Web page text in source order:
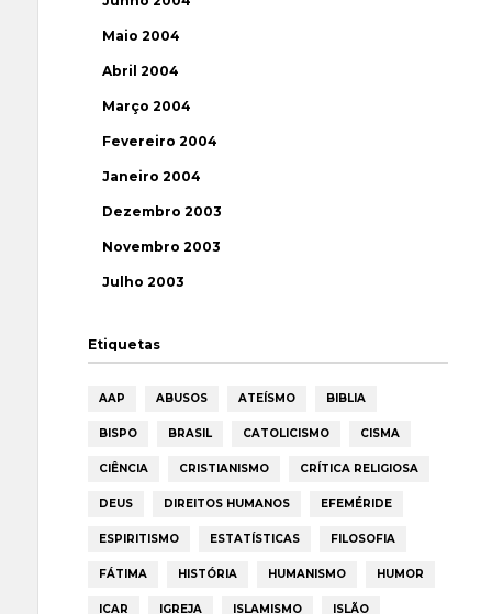
Maio 2004
Abril 2004
Março 2004
Fevereiro 2004
Janeiro 2004
Dezembro 2003
Novembro 2003
Julho 2003
Etiquetas
AAP ABUSOS ATEÍSMO BIBLIA
BISPO BRASIL CATOLICISMO CISMA
CIÊNCIA CRISTIANISMO CRÍTICA RELIGIOSA
DEUS DIREITOS HUMANOS EFEMÉRIDE
ESPIRITISMO ESTATÍSTICAS FILOSOFIA
FÁTIMA HISTÓRIA HUMANISMO HUMOR
ICAR IGREJA ISLAMISMO ISLÃO